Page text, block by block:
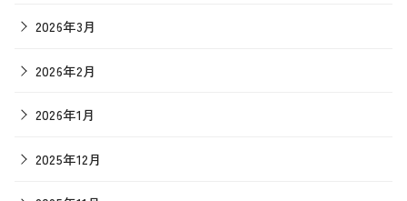
2026年3月
2026年2月
2026年1月
2025年12月